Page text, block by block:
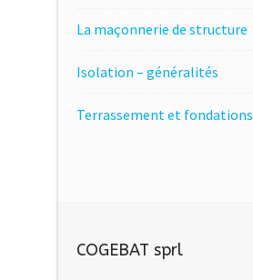
La maçonnerie de structure
Isolation – généralités
Terrassement et fondations
COGEBAT sprl